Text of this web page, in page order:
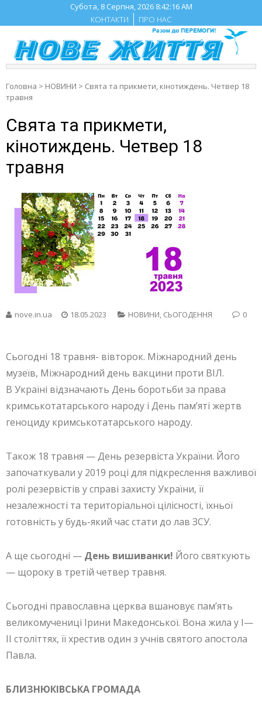
content
Субота, 8 Серпня, 2026 8:42:17 AM
КОНТАКТИ
ПРО НАС
Головна > НОВИНИ > Свята та прикмети, кінотиждень. Четвер 18
травня
Свята та прикмети,
кінотиждень. Четвер 18
травня
nove.in.ua 18.05.2023 НОВИНИ СЬОГОДЕННЯ 0
Сьогодні 18 травня- вівторок. Міжнародний день
музеїв, Міжнародний день вакцини проти ВІЛ.
В Україні відзначають День боротьби за права
кримськотатарського народу і День пам’яті жертв
геноциду кримськотатарського народу.
Також 18 травня — День резервіста України. Його
започаткували у 2019 році для підкреслення важливої
ролі резервістів у справі захисту України, її
незалежності та територіальної цілісності, їхньої
готовність у будь-який час стати до лав ЗСУ.
А ще сьогодні — День вишиванки! Його святкують
— щороку в третій четвер травня.
Сьогодні православна церква вшановує пам’ять
великомучениці Ірини Македонської. Вона жила у І—
ІІ століттях, її хрестив один з учнів святого апостола
Павла.
БЛИЗНЮКІВСЬКА ГРОМАДА